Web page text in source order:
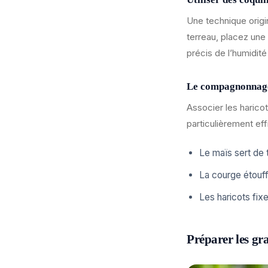
Une technique
terreau, placez
précis de
Le
Associer les
particulièrement
Le maïs sert de
La courge
Les haricots
Préparer les